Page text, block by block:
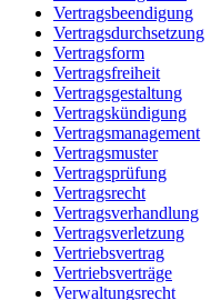
Vertragsbeendigung
Vertragsdurchsetzung
Vertragsform
Vertragsfreiheit
Vertragsgestaltung
Vertragskündigung
Vertragsmanagement
Vertragsmuster
Vertragsprüfung
Vertragsrecht
Vertragsverhandlung
Vertragsverletzung
Vertriebsvertrag
Vertriebsverträge
Verwaltungsrecht